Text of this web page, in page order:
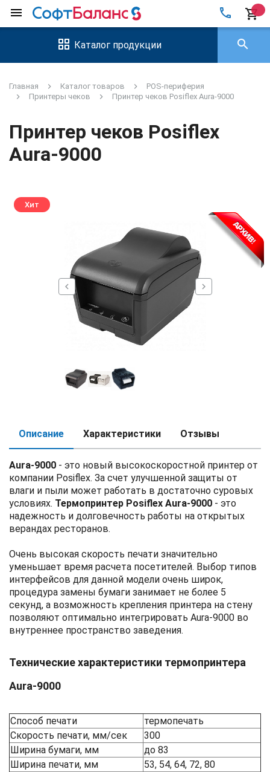
menu local_phone shopping_cart
Каталог продукции search
Главная Каталог товаров
POS-периферия
Принтеры чеков
Принтер чеков Posiflex Aura-9000
Хит
chevron_left chevron_right
Принтер чеков Posiflex
Aura-9000
Описание Характеристики Отзывы
Aura-9000 - это новый высокоскоростной принтер от
компании Posiflex. За счет улучшенной защиты от
влаги и пыли может работать в достаточно суровых
условиях. Термопринтер Posiflex Aura-9000 - это
надежность и долговечность работы на открытых
верандах ресторанов.
Очень высокая скорость печати значительно
уменьшает время расчета посетителей. Выбор типов
интерфейсов для данной модели очень широк,
процедура замены бумаги занимает не более 5
секунд, а возможность крепления принтера на стену
позволяют оптимально интегрировать Aura-9000 во
внутреннее пространство заведения.
Технические характеристики термопринтера
Aura-9000
Способ печати
термопечать
Скорость печати, мм/сек
300
Ширина бумаги, мм
до 83
Ширина печати, мм
53, 54, 64, 72, 80